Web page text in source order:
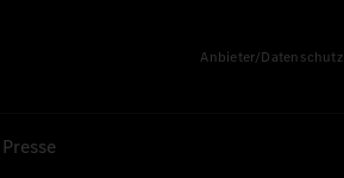
Anbieter/Datenschutz
Presse